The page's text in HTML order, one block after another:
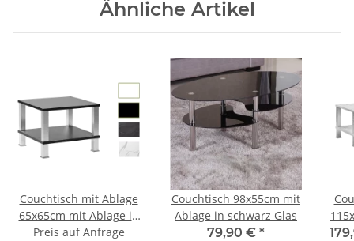
Ähnliche Artikel
Couchtisch mit Ablage
65x65cm mit Ablage in
2. ver Höhen u. Farben
Preis auf Anfrage
Couchtisch 98x55cm mit
Ablage in schwarz Glas
79,90 € *
2.